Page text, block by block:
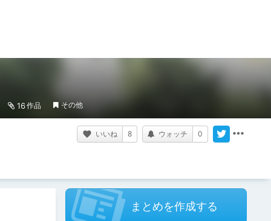
16作品 その他
いいね 8 ウォッチ 0
まとめを作成する